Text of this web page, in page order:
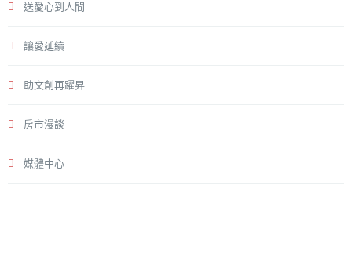
送愛心到人間
讓愛延續
助文創再躍昇
房市漫談
媒體中心